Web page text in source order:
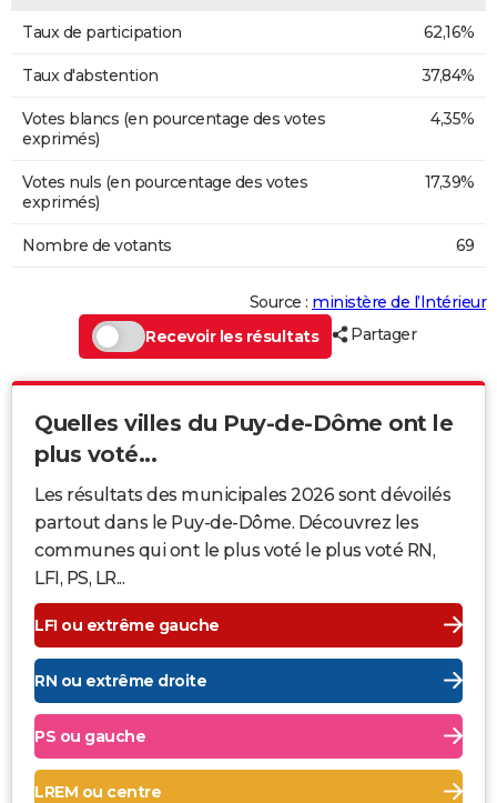
Taux de participation 62,16%
Taux d'abstention 37,84%
Votes blancs (en pourcentage des votes
exprimés)
4,35%
Votes nuls (en pourcentage des votes
exprimés)
17,39%
Nombre de votants 69
Source : ministère de l’Intérieur
Recevoir les résultats
Partager
Quelles villes du Puy-de-Dôme ont le
plus voté...
Les résultats des municipales 2026 sont dévoilés
partout dans le Puy-de-Dôme. Découvrez les
communes qui ont le plus voté le plus voté RN,
LFI, PS, LR...
LFI ou extrême gauche
RN ou extrême droite
PS ou gauche
LREM ou centre